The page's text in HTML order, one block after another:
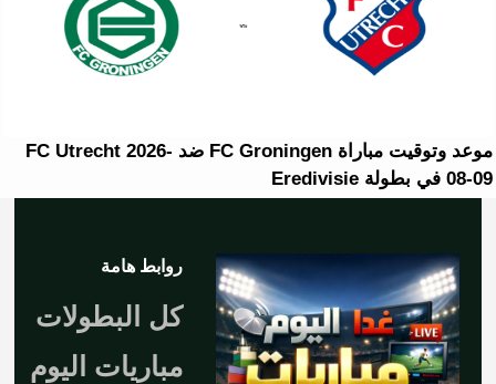
موعد وتوقيت مباراة FC Groningen ضد FC Utrecht 2026-
08-09 في بطولة Eredivisie
روابط هامة
كل البطولات
مباريات اليوم